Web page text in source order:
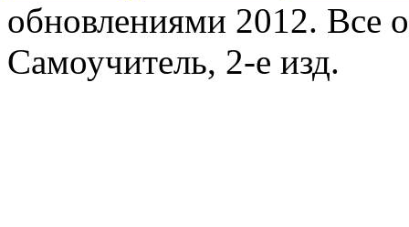
обновлениями 2012. Все
Самоучитель, 2-е изд.